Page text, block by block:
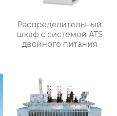
Распределительный
шкаф с системой ATS
двойного питания